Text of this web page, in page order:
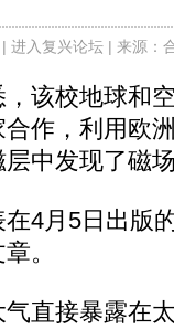
进入复兴论坛| 来源：
该校地球和
作，利用欧
中发现了磁
月5日出版
。
直接暴露在